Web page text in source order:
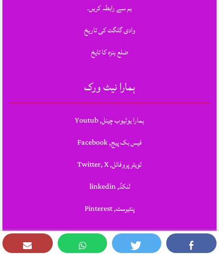
ہم سے رابطہ کریں.
وادی گلگت کی تاریخ
ضلع ہنزہ کا تایخ
ہمارا نیٹ ورک
ہمارا یوٹیوب چینل, Youtub
فیس بک پیج, Facebook
ٹویٹر پروفائل, Twitter, X
لنکڈ, linkedin
پنٹیرسٹ, Pinterest
Theme Designed & Developed BySTYLOTHEMES